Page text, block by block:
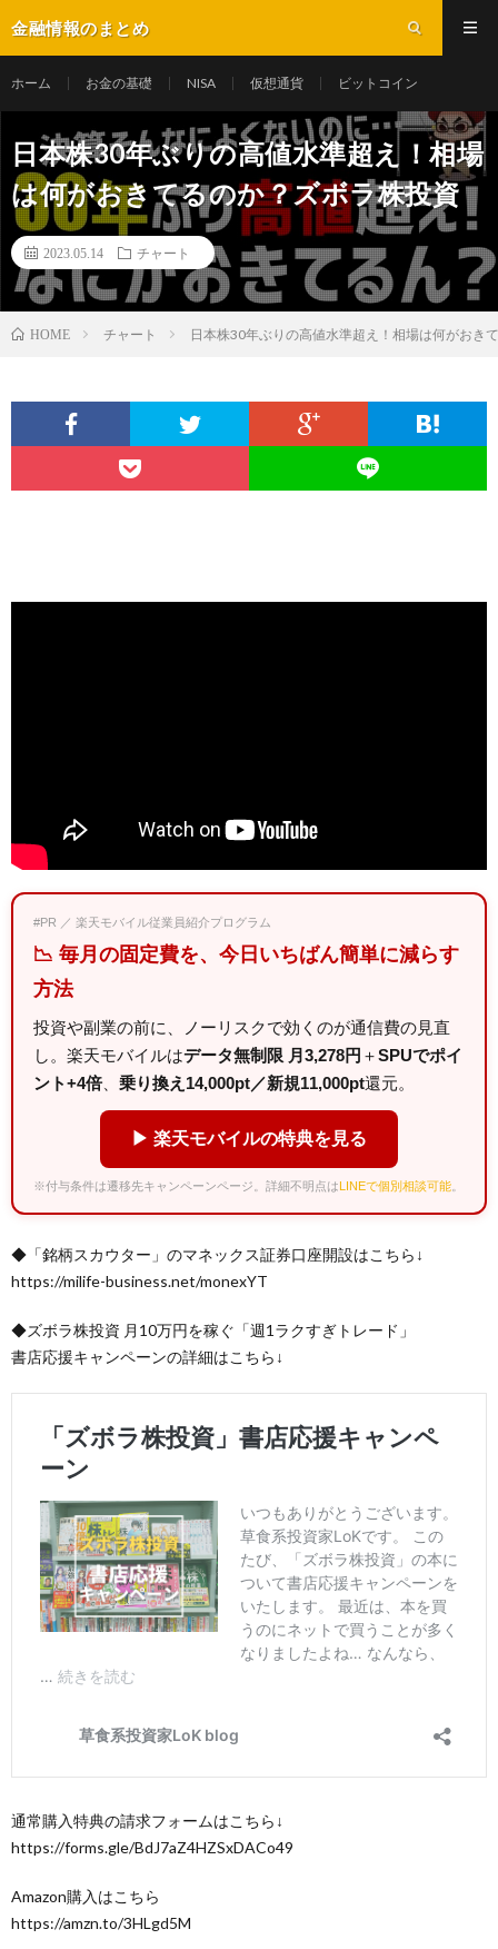
金融情報のまとめ
ホーム お金の基礎 NISA 仮想通貨 ビットコイン
日本株30年ぶりの高値水準超え！相場
は何がおきてるのか？ズボラ株投資
2023.05.14 チャート
HOME チャート 日本株30年ぶりの高値水準超え！相場は何がおき
#PR ／ 楽天モバイル従業員紹介プログラム
📉 毎月の固定費を、今日いちばん簡単に減らす
方法
投資や副業の前に、ノーリスクで効くのが通信費の見直
し。楽天モバイルはデータ無制限 月3,278円 ＋SPUでポイ
ント+4倍
乗り換え14,000pt／新規11,000pt還元。
▶ 楽天モバイルの特典を見る
※付与条件は遷移先キャンペーンページ。詳細不明点はLINEで個別相談可能
◆「銘柄スカウター」のマネックス証券口座開設はこちら↓
https://milife-business.net/monexYT
◆ズボラ株投資 月10万円を稼ぐ「週1ラクすぎトレード」
書店応援キャンペーンの詳細はこちら↓
通常購入特典の請求フォームはこちら↓
https://forms.gle/BdJ7aZ4HZSxDACo49
Amazon購入はこちら
https://amzn.to/3HLgd5M